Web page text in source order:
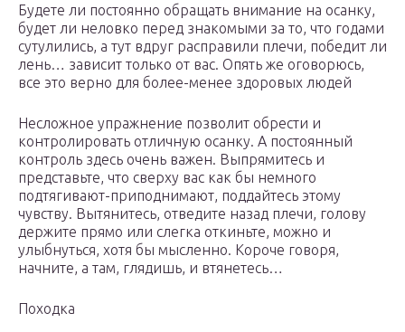
Будете ли постоянно обращать внимание на осанку,
будет ли неловко перед знакомыми за то, что годами
сутулились, а тут вдруг расправили плечи, победит ли
лень… зависит только от вас. Опять же оговорюсь,
все это верно для более-менее здоровых людей
Несложное упражнение позволит обрести и
контролировать отличную осанку. А постоянный
контроль здесь очень важен. Выпрямитесь и
представьте, что сверху вас как бы немного
подтягивают-приподнимают, поддайтесь этому
чувству. Вытянитесь, отведите назад плечи, голову
держите прямо или слегка откиньте, можно и
улыбнуться, хотя бы мысленно. Короче говоря,
начните, а там, глядишь, и втянетесь…
Походка